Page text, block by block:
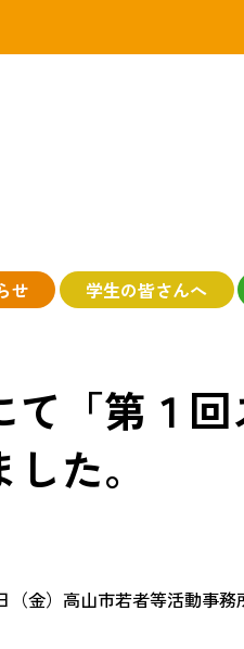
せ 学生の皆さんへ
て「第１
た。
金）高山市若者等活動事